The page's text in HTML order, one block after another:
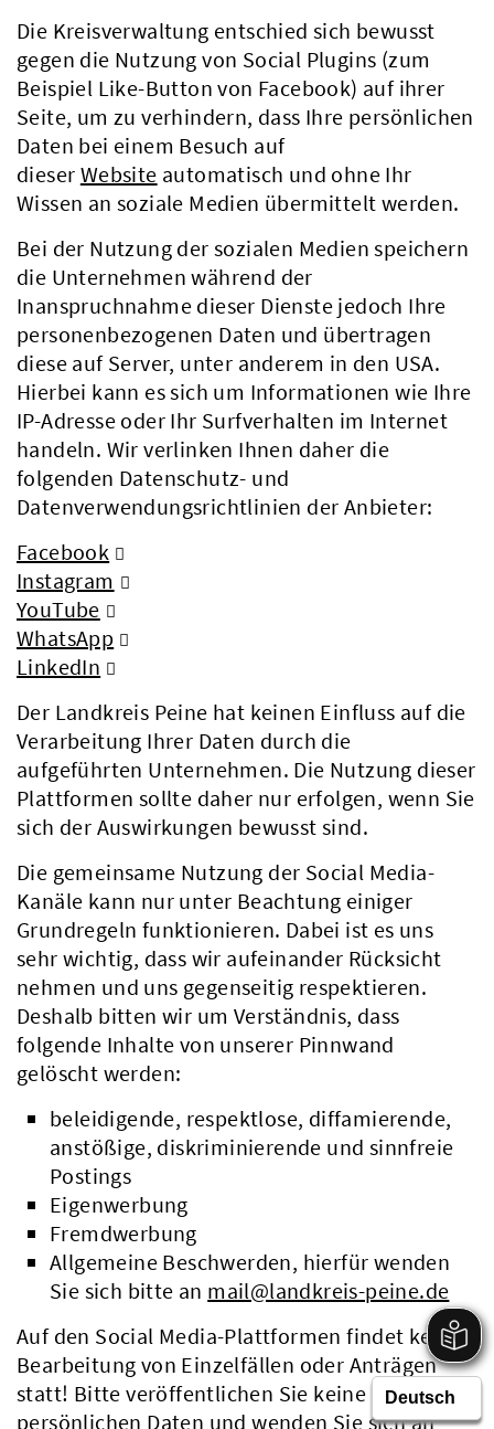
Die Kreisverwaltung entschied sich bewusst
gegen die Nutzung von Social Plugins (zum
Beispiel Like-Button von Facebook) auf ihrer
Seite, um zu verhindern, dass Ihre persönlichen
Daten bei einem Besuch auf
dieser Website automatisch und ohne Ihr
Wissen an soziale Medien übermittelt werden.
Bei der Nutzung der sozialen Medien speichern
die Unternehmen während der
Inanspruchnahme dieser Dienste jedoch Ihre
personenbezogenen Daten und übertragen
diese auf Server, unter anderem in den USA.
Hierbei kann es sich um Informationen wie Ihre
IP-Adresse oder Ihr Surfverhalten im Internet
handeln. Wir verlinken Ihnen daher die
folgenden Datenschutz- und
Datenverwendungsrichtlinien der Anbieter:
Facebook
Instagram
YouTube
WhatsApp
LinkedIn
Der Landkreis Peine hat keinen Einfluss auf die
Verarbeitung Ihrer Daten durch die
aufgeführten Unternehmen. Die Nutzung dieser
Plattformen sollte daher nur erfolgen, wenn Sie
sich der Auswirkungen bewusst sind.
Die gemeinsame Nutzung der Social Media-
Kanäle kann nur unter Beachtung einiger
Grundregeln funktionieren. Dabei ist es uns
sehr wichtig, dass wir aufeinander Rücksicht
nehmen und uns gegenseitig respektieren.
Deshalb bitten wir um Verständnis, dass
folgende Inhalte von unserer Pinnwand
gelöscht werden:
beleidigende, respektlose, diffamierende,
anstößige, diskriminierende und sinnfreie
Postings
Eigenwerbung
Fremdwerbung
Allgemeine Beschwerden, hierfür wenden
Sie sich bitte an mail@landkreis-peine.de
Auf den Social Media-Plattformen findet keine
Bearbeitung von Einzelfällen oder Anträgen
statt! Bitte veröffentlichen Sie keine
persönlichen Daten und wenden Sie sich an